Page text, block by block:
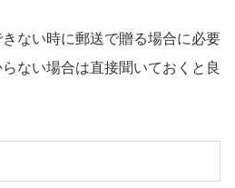
ない時に郵送で贈る場合に必要
ない場合は直接聞いておくと良